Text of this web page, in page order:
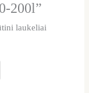
200l”
laukeliai